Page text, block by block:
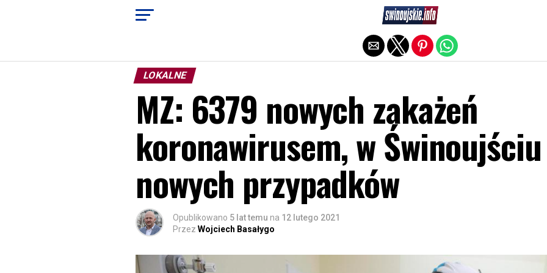
LOKALNE
MZ: 6379 nowych zakażeń
koronawirusem, w
nowych przypadków
Opublikowano 5 lat temu na 12 lutego 2021
Przez Wojciech Basałygo
Exit mobile version